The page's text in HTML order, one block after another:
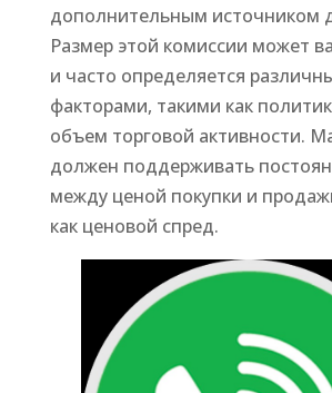
дополнительным источником
Размер этой комиссии может
и часто определяется
факторами, такими как
объем торговой активности.
должен поддерживать
между ценой покупки и
как ценовой спред.